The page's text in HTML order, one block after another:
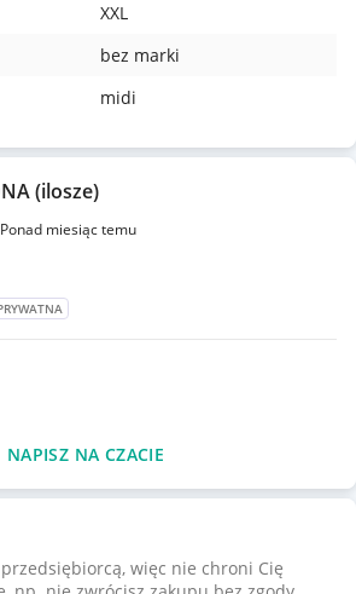
XXL
bez marki
midi
(ilosze)
Ponad miesiąc temu
NAPISZ NA CZACIE
więc nie chroni Cię